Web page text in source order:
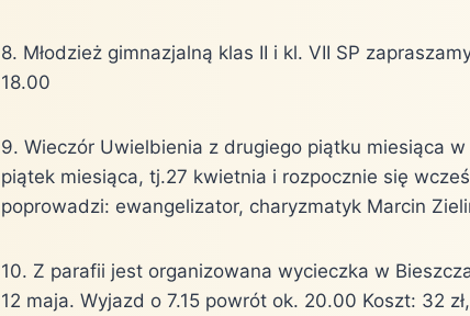
8. Młodzież gimnazjalną klas II i kl. VII SP
18.00
9. Wieczór Uwielbienia z drugiego piątku miesiąca
piątek miesiąca, tj.27 kwietnia i rozpocznie się
poprowadzi: ewangelizator, charyzmatyk Marcin
10. Z parafii jest organizowana wycieczka w
12 maja. Wyjazd o 7.15 powrót ok. 20.00 Koszt: 32